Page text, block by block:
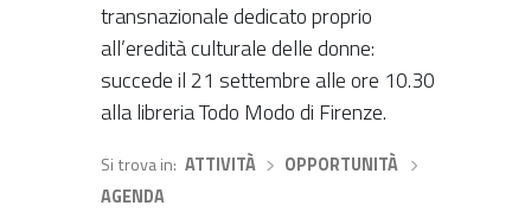
transnazionale dedicato proprio
all’eredità culturale delle donne:
succede il 21 settembre alle ore 10.30
alla libreria Todo Modo di Firenze.
Si trova in ATTIVITÀ› OPPORTUNITÀ
AGENDA